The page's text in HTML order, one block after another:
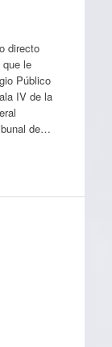
directo
le
Público
IV de la
de…